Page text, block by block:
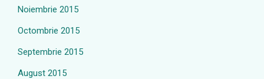
Noiembrie 2015
Octombrie 2015
Septembrie 2015
August 2015